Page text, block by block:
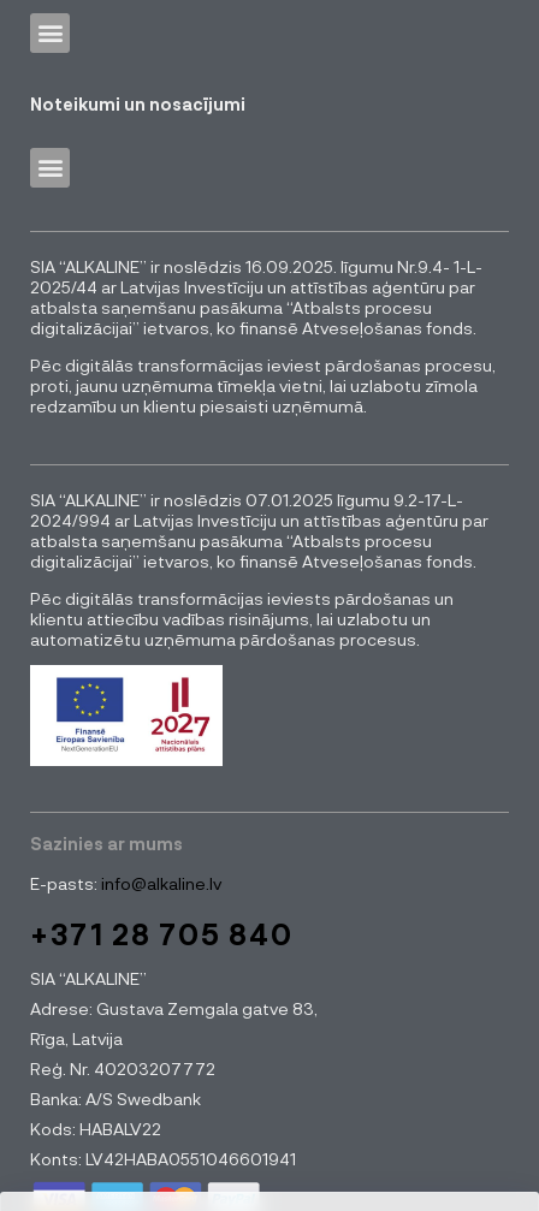
Noteikumi un nosacījumi
SIA “ALKALINE” ir noslēdzis 16.09.2025. līgumu Nr.9.4- 1-L-
2025/44 ar Latvijas Investīciju un attīstības aģentūru par
atbalsta saņemšanu pasākuma “Atbalsts procesu
digitalizācijai” ietvaros, ko finansē Atveseļošanas fonds.
Pēc digitālās transformācijas ieviest pārdošanas procesu,
proti, jaunu uzņēmuma tīmekļa vietni, lai uzlabotu zīmola
redzamību un klientu piesaisti uzņēmumā.
SIA “ALKALINE” ir noslēdzis 07.01.2025 līgumu 9.2-17-L-
2024/994 ar Latvijas Investīciju un attīstības aģentūru par
atbalsta saņemšanu pasākuma “Atbalsts procesu
digitalizācijai” ietvaros, ko finansē Atveseļošanas fonds.
Pēc digitālās transformācijas ieviests pārdošanas un
klientu attiecību vadības risinājums, lai uzlabotu un
automatizētu uzņēmuma pārdošanas procesus.
Sazinies ar mums
E-pasts: info@alkaline.lv
+371 28 705 840
SIA “ALKALINE”
Adrese: Gustava Zemgala gatve 83,
Rīga, Latvija
Reģ. Nr. 40203207772
Banka: A/S Swedbank
Kods: HABALV22
Konts: LV42HABA0551046601941